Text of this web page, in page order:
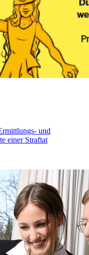
und
einer Straftat